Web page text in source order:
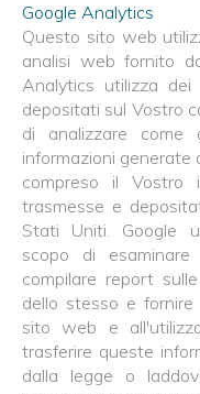
Google Analytics
Questo sito web
analisi web fornito
Analytics utilizza
depositati sul Vostro
di analizzare
informazioni generate
compreso il Vostro
trasmesse e
Stati Uniti. Google
scopo di
compilare report
dello stesso e
sito web e
trasferire queste
dalla legge o